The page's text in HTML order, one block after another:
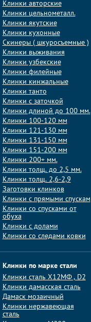
Клинки авторские
Клинки цельнометалл.
Клинки якутские
Клинки кухонные
Скинеры ( шкуросъемные )
Клинки выживания
Клинки узбекские
Клинки филейные
Клинки кинжальные
Клинки танто
Клинки с заточкой
Клинки длиной до 100 мм.
Клинки 100-120 мм
Клинки 121-130 мм
Клинки 131-150 мм
Клинки 151-200 мм
Клинки 200+ мм.
Клинки толщ. до 2,5 мм.
Клинки толщ. 2,6-2,9
Заготовки клинков
Клинки с прямыми спускам
Клинки со спусками от
обуха
Клинки с долами
Клинки со следами ковки
Клинки по марке стали
Клинки сталь Х12МФ , D2
Клинки дамасская сталь
Дамаск мозаичный
Клинки нержавеющая
сталь